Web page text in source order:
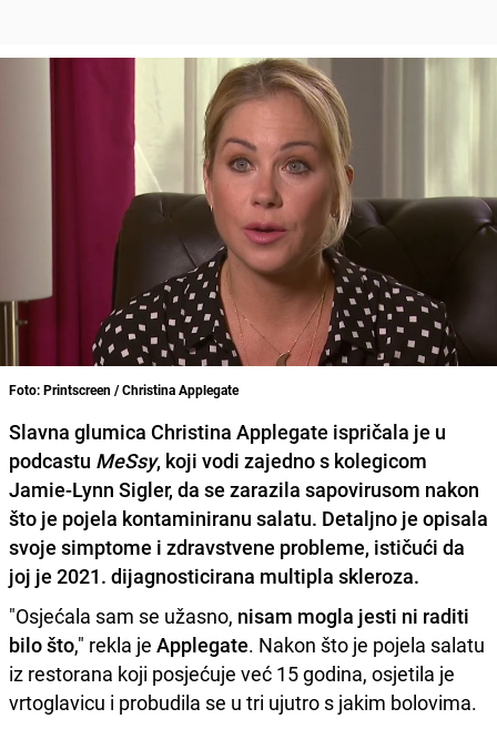
Foto: Printscreen / Christina Applegate
Slavna glumica Christina Applegate ispričala je u
podcastu MeSsy, koji vodi zajedno s kolegicom
Jamie-Lynn Sigler, da se zarazila sapovirusom nakon
što je pojela kontaminiranu salatu. Detaljno je opisala
svoje simptome i zdravstvene probleme, ističući da
joj je 2021. dijagnosticirana multipla skleroza.
"Osjećala sam se užasno, nisam mogla jesti ni raditi
bilo što," rekla je Applegate. Nakon što je pojela salatu
iz restorana koji posjećuje već 15 godina, osjetila je
vrtoglavicu i probudila se u tri ujutro s jakim bolovima.